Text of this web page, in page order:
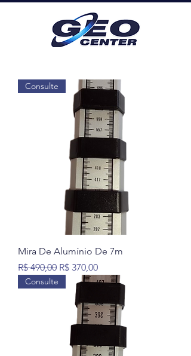
Consulte
Mira De Alumínio De 7m
Preço normal
R$ 490,00 Preço promocional
R$ 370,00
Consulte